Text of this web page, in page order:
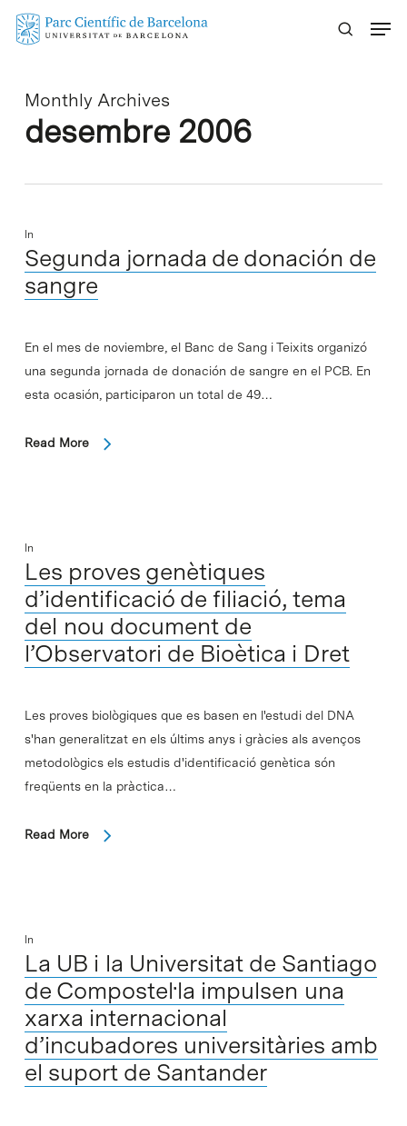
Skip
Monthly Archives
desembre 2006
In
Segunda jornada de donación de
sangre
En el mes de noviembre, el Banc de Sang i Teixits organizó
una segunda jornada de donación de sangre en el PCB. En
esta ocasión, participaron un total de 49…
Read More
In
Les proves genètiques
d’identificació de filiació, tema
del nou document de
l’Observatori de Bioètica i Dret
Les proves biològiques que es basen en l'estudi del DNA
s'han generalitzat en els últims anys i gràcies als avenços
metodològics els estudis d'identificació genètica són
freqüents en la pràctica…
Read More
In
La UB i la Universitat de Santiago
de Compostel·la impulsen una
xarxa internacional
d’incubadores universitàries amb
el suport de Santander